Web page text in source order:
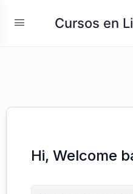
Cursos en
Hi, Welcome